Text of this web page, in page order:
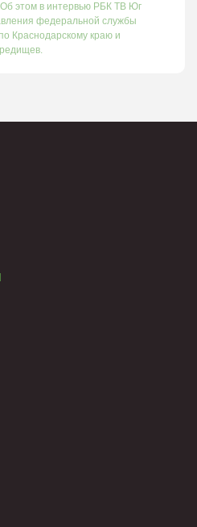
Об этом в интервью РБК ТВ Юг
федеральной службы
Краснодарскому краю и